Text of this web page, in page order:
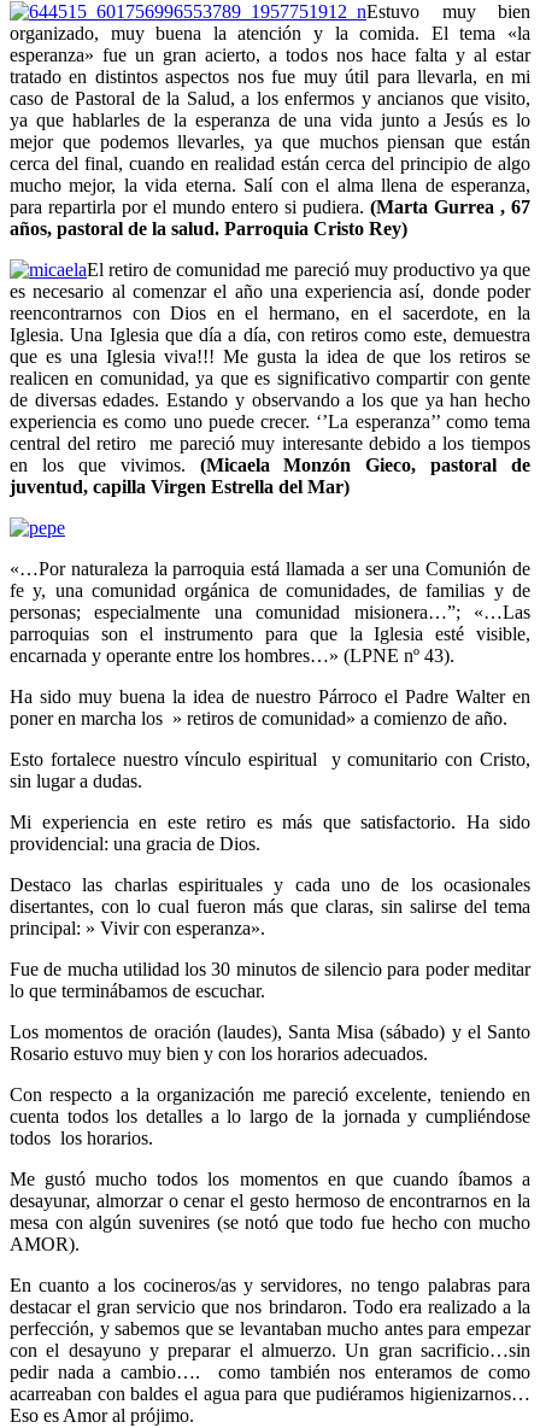
Estuvo muy bien
organizado, muy buena la atención y la comida. El tema «la
esperanza» fue un gran acierto, a todos nos hace falta y al estar
tratado en distintos aspectos nos fue muy útil para llevarla, en mi
caso de Pastoral de la Salud, a los enfermos y ancianos que visito,
ya que hablarles de la esperanza de una vida junto a Jesús es lo
mejor que podemos llevarles, ya que muchos piensan que están
cerca del final, cuando en realidad están cerca del principio de algo
mucho mejor, la vida eterna. Salí con el alma llena de esperanza,
para repartirla por el mundo entero si pudiera. (Marta Gurrea , 67
años, pastoral de la salud. Parroquia Cristo Rey)
El retiro de comunidad me pareció muy productivo ya que
es necesario al comenzar el año una experiencia así, donde poder
reencontrarnos con Dios en el hermano, en el sacerdote, en la
Iglesia. Una Iglesia que día a día, con retiros como este, demuestra
que es una Iglesia viva!!! Me gusta la idea de que los retiros se
realicen en comunidad, ya que es significativo compartir con gente
de diversas edades. Estando y observando a los que ya han hecho
experiencia es como uno puede crecer. ‘’La esperanza’’ como tema
central del retiro me pareció muy interesante debido a los tiempos
en los que vivimos. (Micaela Monzón Gieco, pastoral de
juventud, capilla Virgen Estrella del Mar)
«…Por naturaleza la parroquia está llamada a ser una Comunión de
fe y, una comunidad orgánica de comunidades, de familias y de
personas; especialmente una comunidad misionera…”; «…Las
parroquias son el instrumento para que la Iglesia esté visible,
encarnada y operante entre los hombres…» (LPNE nº 43).
Ha sido muy buena la idea de nuestro Párroco el Padre Walter en
poner en marcha los » retiros de comunidad» a comienzo de año.
Esto fortalece nuestro vínculo espiritual y comunitario con Cristo,
sin lugar a dudas.
Mi experiencia en este retiro es más que satisfactorio. Ha sido
providencial: una gracia de Dios.
Destaco las charlas espirituales y cada uno de los ocasionales
disertantes, con lo cual fueron más que claras, sin salirse del tema
principal: » Vivir con esperanza».
Fue de mucha utilidad los 30 minutos de silencio para poder meditar
lo que terminábamos de escuchar.
Los momentos de oración (laudes), Santa Misa (sábado) y el Santo
Rosario estuvo muy bien y con los horarios adecuados.
Con respecto a la organización me pareció excelente, teniendo en
cuenta todos los detalles a lo largo de la jornada y cumpliéndose
todos los horarios.
Me gustó mucho todos los momentos en que cuando íbamos a
desayunar, almorzar o cenar el gesto hermoso de encontrarnos en la
mesa con algún suvenires (se notó que todo fue hecho con mucho
AMOR).
En cuanto a los cocineros/as y servidores, no tengo palabras para
destacar el gran servicio que nos brindaron. Todo era realizado a la
perfección, y sabemos que se levantaban mucho antes para empezar
con el desayuno y preparar el almuerzo. Un gran sacrificio…sin
pedir nada a cambio…. como también nos enteramos de como
acarreaban con baldes el agua para que pudiéramos higienizarnos…
Eso es Amor al prójimo.